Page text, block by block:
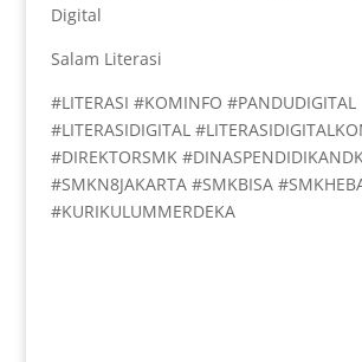
Digital
Salam Literasi
#LITERASI #KOMINFO #PANDUDIGITAL
#LITERASIDIGITAL
#DIREKTORSMK
#SMKN8JAKARTA #SMKBISA
#KURIKULUMMERDEKA